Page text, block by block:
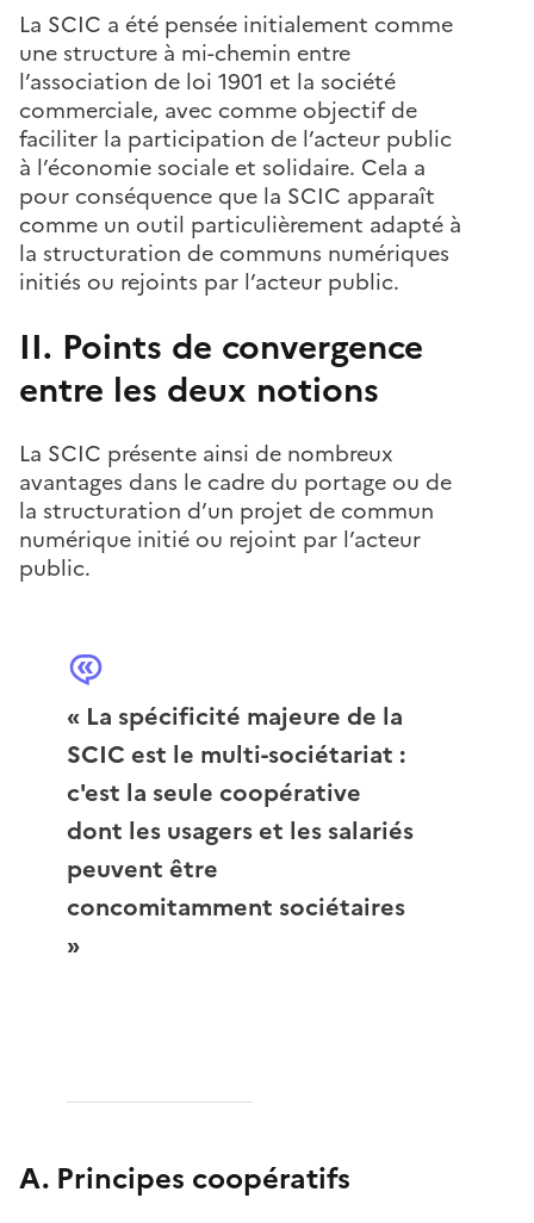
La SCIC a été pensée initialement comme
une structure à mi-chemin entre
l’association de loi 1901 et la société
commerciale, avec comme objectif de
faciliter la participation de l’acteur public
à l’économie sociale et solidaire. Cela a
pour conséquence que la SCIC apparaît
comme un outil particulièrement adapté à
la structuration de communs numériques
initiés ou rejoints par l’acteur public.
II. Points de convergence
entre les deux notions
La SCIC présente ainsi de nombreux
avantages dans le cadre du portage ou de
la structuration d’un projet de commun
numérique initié ou rejoint par l’acteur
public.
« La spécificité majeure de la
SCIC est le multi-sociétariat :
c'est la seule coopérative
dont les usagers et les salariés
peuvent être
concomitamment sociétaires
»
A. Principes coopératifs